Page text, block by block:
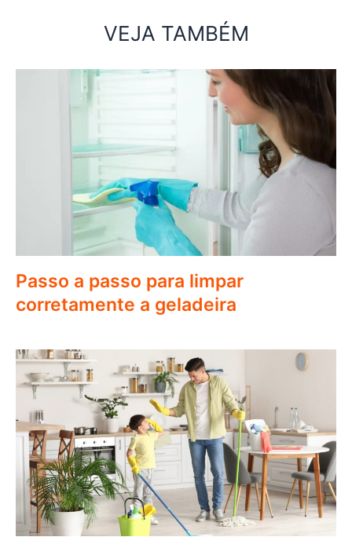
VEJA TAMBÉM
Passo a passo para limpar
corretamente a geladeira